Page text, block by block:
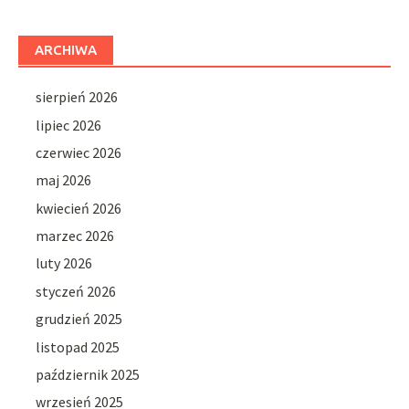
ARCHIWA
sierpień 2026
lipiec 2026
czerwiec 2026
maj 2026
kwiecień 2026
marzec 2026
luty 2026
styczeń 2026
grudzień 2025
listopad 2025
październik 2025
wrzesień 2025